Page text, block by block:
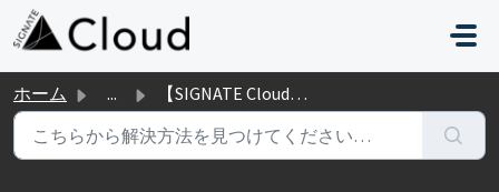
メインコンテンツに移動
ホーム ... 【SIGNATE Cloud】受講者向け利用ガイド（PDF）